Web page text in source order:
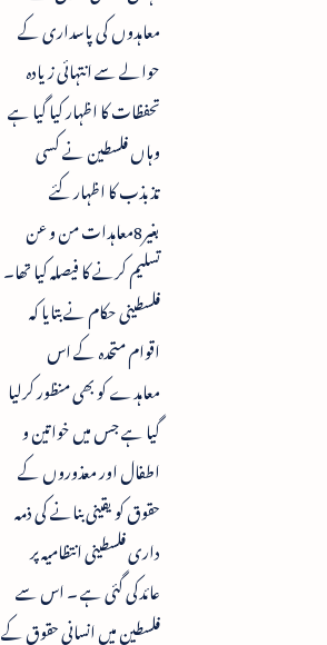
معاہدوں کی پاسداری کے
حوالے سے انتہائی زیادہ
تحفظات کا اظہار کیا گیا ہے
وہاں فلسطین نے کسی
تذبذب کا اظہار کئے
بغیر8معاہدات من و عن
تسلیم کرنے کا فیصلہ کیا تھا۔
فلسطینی حکام نے بتایا کہ
اقوام متحدہ کے اس
معاہدے کو بھی منظور کرلیا
گیا ہے جس میں خواتین و
اطفال اور معذوروں کے
حقوق کو یقینی بنانے کی ذمہ
داری فلسطینی انتظامیہ پر
عائدکی گئی ہے ۔ اس سے
فلسطین میں انسانی حقوق کے